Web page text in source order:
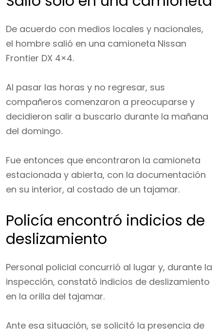
De acuerdo con medios locales y nacionales,
el hombre salió en una camioneta Nissan
Frontier DX 4×4.
Al pasar las horas y no regresar, sus
compañeros comenzaron a preocuparse y
decidieron salir a buscarlo durante la mañana
del domingo.
Fue entonces que encontraron la camioneta
estacionada y abierta, con la documentación
en su interior, al costado de un tajamar.
Policía encontró indicios de
deslizamiento
Personal policial concurrió al lugar y, durante la
inspección, constató indicios de deslizamiento
en la orilla del tajamar.
Ante esa situación, se solicitó la presencia de